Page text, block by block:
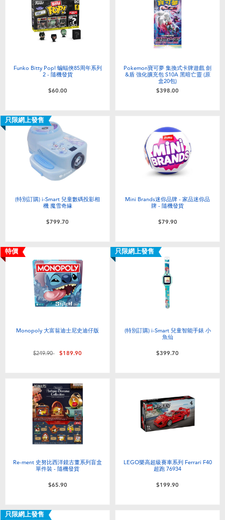
Funko Bitty Pop! 蝙蝠俠85周年系列
2 - 隨機發貨
$60.00
Pokemon寶可夢 集換式卡牌遊戲 劍
&盾 強化擴充包 S10A 黑暗亡靈 (原
盒20包)
$398.00
只限網上發售
(特別訂購) i-Smart 兒童數碼投影相
機 魔雪奇緣
$799.70
Mini Brands迷你品牌 - 家品迷你品
牌 - 隨機發貨
$79.90
特價
Monopoly 大富翁迪士尼史迪仔版
價格從
$249.90至$189.90
只限網上發售
(特別訂購) i-Smart 兒童智能手錶 小
魚仙
$399.70
Re-ment 史努比西洋鏡古董系列盲盒
單件裝 - 隨機發貨
$65.90
LEGO樂高超級賽車系列 Ferrari F40
超跑 76934
$199.90
只限網上發售